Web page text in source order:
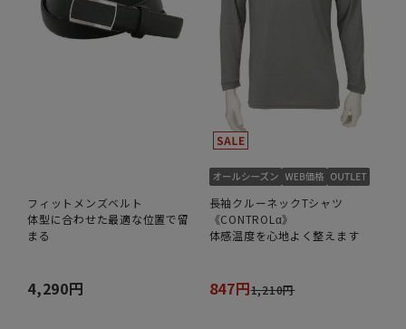
フィットメンズベルト
体型に合わせた最適な位置で留
まる
4,290円
長袖クルーネックTシャツ
《CONTROLα》
体感温度を心地よく整えます
847円1,210円